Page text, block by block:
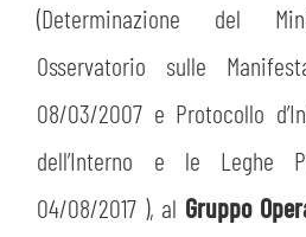
(Determinazione del
Osservatorio sulle
08/03/2007 e Protocollo
dell’Interno e le Leghe
04/08/2017 ), al Gruppo